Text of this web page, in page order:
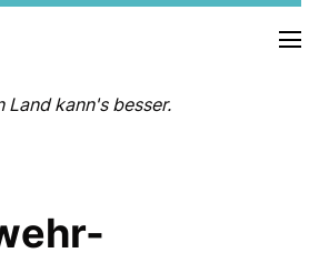
Land kann's besser.